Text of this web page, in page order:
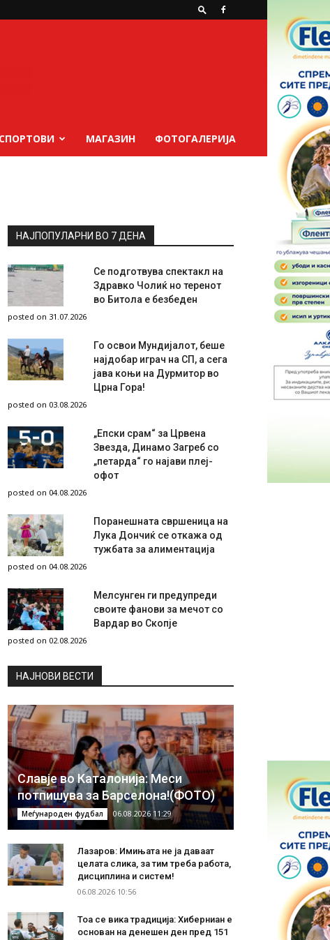
МАГАЗИН ФОТОГАЛЕРИЈА
НАЈПОПУЛАРНИ ВО 7 ДЕНА
Се подготвува спектакл на
Здравко Чолиќ но теренот
во Битола е безбеден
posted on 31.07.2026
Го освои Мундијалот, беше
најдобар играч на СП, а сега
јава коњи на Дурмитор во
Црна Гора!
posted on 03.08.2026
„Епски срам“ за Црвена
Звезда, Динамо Загреб со
„петарда“ го најави плеј-
офот
posted on 04.08.2026
Поранешната свршеница на
Лука Дончиќ се откажа од
тужбата за алиментација
posted on 04.08.2026
Мелсунген ги предупреди
своите фанови за мечот со
Вардар во Скопје
posted on 02.08.2026
НAЈНОВИ ВЕСТИ
Славје во Каталонија: Меси
потпишува за Барселона!(ФОТО)
Меѓународен фудбал 06.08.2026 11:29
Лазаров: Имињата не ја даваат
целата слика, за тим треба работа,
дисциплина и систем!
06.08.2026 10:56
Тоа се вика традиција: Хиберниан е
основан на денешен ден пред 151